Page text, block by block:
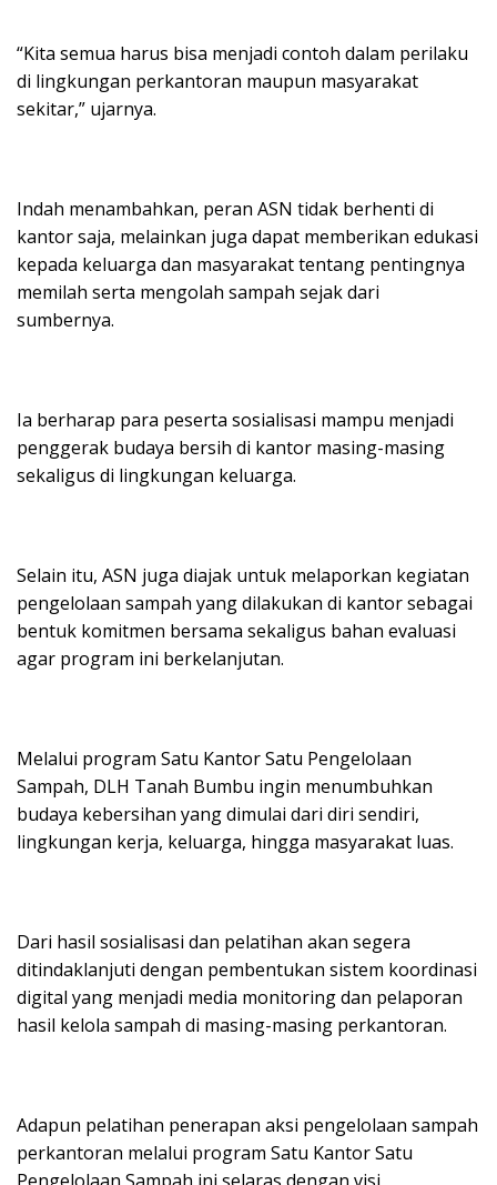
“Kita semua harus bisa menjadi contoh dalam perilaku
di lingkungan perkantoran maupun masyarakat
sekitar,” ujarnya.
Indah menambahkan, peran ASN tidak berhenti di
kantor saja, melainkan juga dapat memberikan edukasi
kepada keluarga dan masyarakat tentang pentingnya
memilah serta mengolah sampah sejak dari
sumbernya.
Ia berharap para peserta sosialisasi mampu menjadi
penggerak budaya bersih di kantor masing-masing
sekaligus di lingkungan keluarga.
Selain itu, ASN juga diajak untuk melaporkan kegiatan
pengelolaan sampah yang dilakukan di kantor sebagai
bentuk komitmen bersama sekaligus bahan evaluasi
agar program ini berkelanjutan.
Melalui program Satu Kantor Satu Pengelolaan
Sampah, DLH Tanah Bumbu ingin menumbuhkan
budaya kebersihan yang dimulai dari diri sendiri,
lingkungan kerja, keluarga, hingga masyarakat luas.
Dari hasil sosialisasi dan pelatihan akan segera
ditindaklanjuti dengan pembentukan sistem koordinasi
digital yang menjadi media monitoring dan pelaporan
hasil kelola sampah di masing-masing perkantoran.
Adapun pelatihan penerapan aksi pengelolaan sampah
perkantoran melalui program Satu Kantor Satu
Pengelolaan Sampah ini selaras dengan visi